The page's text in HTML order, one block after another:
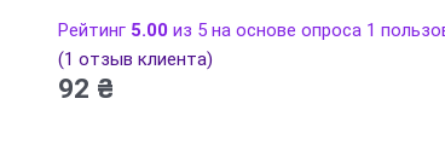
Рейтинг 5.00 из 5 на основе опроса 1
(1 отзыв клиента)
92 ₴